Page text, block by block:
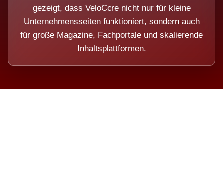
gezeigt, dass VeloCore nicht nur für kleine
Unternehmensseiten funktioniert, sondern auch
für große Magazine, Fachportale und skalierende
Inhaltsplattformen.